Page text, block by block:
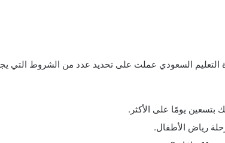
السعودي عملت على تحديد عدد من الشروط التي
يومًا على الأكثر.
رياض الأطفال.